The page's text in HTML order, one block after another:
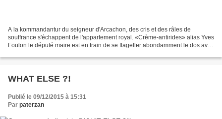
A la kommandantur du seigneur d'Arcachon, des cris et des râles de
souffrance s'échappent de l'appartement royal. «Crème-antirides» alias Yves
Foulon le député maire est en train de se flageller abondamment le dos avec
WHAT ELSE ?!
Publié le 09/12/2015 à 15:31
Par paterzan